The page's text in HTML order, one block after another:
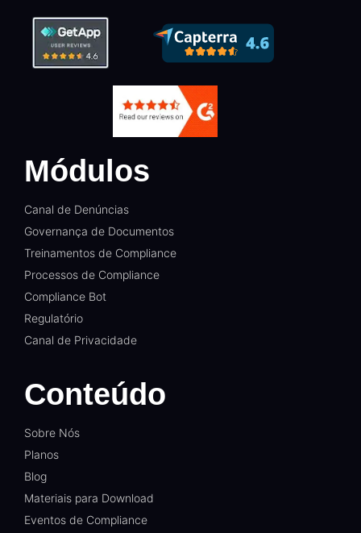
Módulos
Canal de Denúncias
Governança de Documentos
Treinamentos de Compliance
Processos de Compliance
Compliance Bot
Regulatório
Canal de Privacidade
Conteúdo
Sobre Nós
Planos
Blog
Materiais para Download
Eventos de Compliance